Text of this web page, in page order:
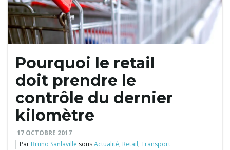
a
Pourquoi le retail
doit prendre le
contrôle du dernier
kilomètre
17 OCTOBRE 2017
Par Bruno Sanlaville sousActualité, Retail,Transport